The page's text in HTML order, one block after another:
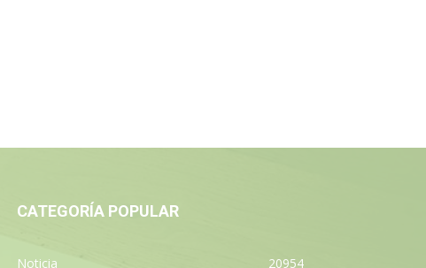
CATEGORÍA POPULAR
Noticia
20954